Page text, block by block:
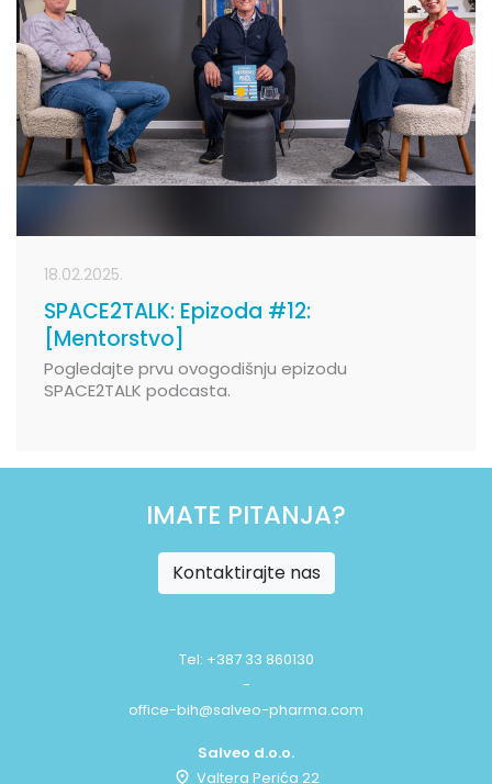
18.02.2025.
SPACE2TALK: Epizoda #12:
[Mentorstvo]
Pogledajte prvu ovogodišnju epizodu
SPACE2TALK podcasta.
IMATE PITANJA?
Kontaktirajte nas
Tel: +387 33 860130
-
office-bih@salveo-pharma.com
Salveo d.o.o.
Valtera Perića 22